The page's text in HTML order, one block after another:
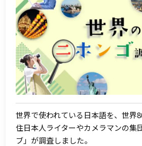
世界で使われている日本語を、世界
住日本人ライターやカメラマンの集
ブ」が調査しました。